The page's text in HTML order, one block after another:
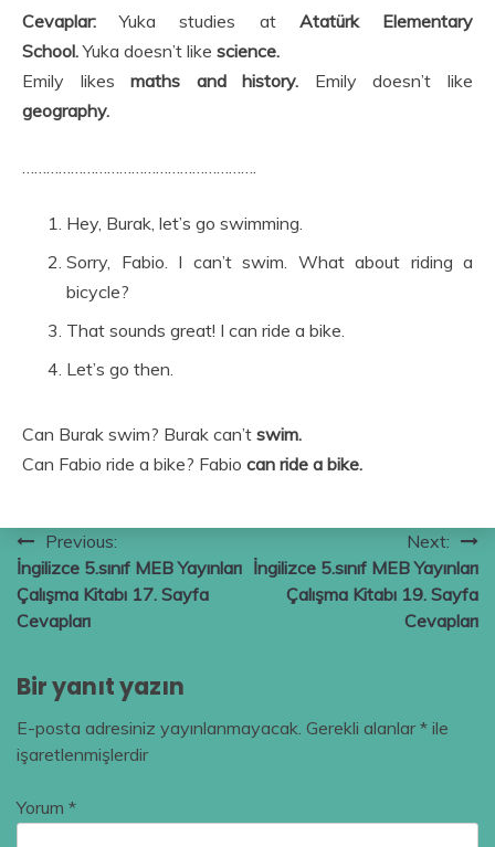
Cevaplar: Yuka studies at Atatürk Elementary
School.Yuka doesn’t like science.
Emily likesmaths and history. Emily doesn’t like
geography.
Hey, Burak, let’s go swimming.
Sorry, Fabio. I can’t swim. What about riding a
bicycle?
That sounds great! I can ride a bike.
Let’s go then.
Can Burak swim? Burak can’t swim.
Can Fabio ride a bike? Fabio can ride a bike.
Yazı
gezinmesi
Previous:
İngilizce 5.sınıf MEB Yayınları
Çalışma Kitabı 17. Sayfa
Cevapları
Next:
İngilizce 5.sınıf MEB Yayınları
Çalışma Kitabı 19. Sayfa
Cevapları
Bir yanıt yazın
E-posta adresiniz yayınlanmayacak. Gerekli alanlar* ile
işaretlenmişlerdir
Yorum *